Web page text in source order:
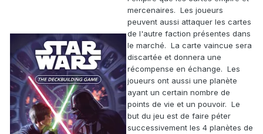
mercenaires. Les joueurs
peuvent aussi attaquer les cartes
de l'autre faction présentes dans
le marché. La carte vaincue sera
discartée et donnera une
récompense en échange. Les
joueurs ont aussi une planète
ayant un certain nombre de
points de vie et un pouvoir. Le
but du jeu est de faire péter
successivement les 4 planètes de